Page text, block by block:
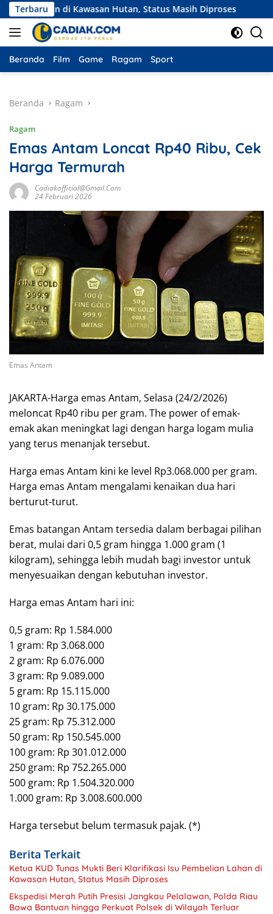
Langsung
ke
konten
Terbaru
di Kawasan Hutan, Status Masih Diproses Ekspedisi
Beranda Film Game Ragam Sport
Beranda Ragam
Ragam
Emas Antam Loncat Rp40 Ribu, Cek
Harga Termurah
Cadiakofficial@gmail.com
24 Februari 2026
Emas Antam
JAKARTA-Harga emas Antam, Selasa (24/2/2026)
meloncat Rp40 ribu per gram. The power of emak-
emak akan meningkat lagi dengan harga logam mulia
yang terus menanjak tersebut.
Harga emas Antam kini ke level Rp3.068.000 per gram.
Harga emas Antam mengalami kenaikan dua hari
berturut-turut.
Emas batangan Antam tersedia dalam berbagai pilihan
berat, mulai dari 0,5 gram hingga 1.000 gram (1
kilogram), sehingga lebih mudah bagi investor untuk
menyesuaikan dengan kebutuhan investor.
Harga emas Antam hari ini:
0,5 gram: Rp 1.584.000
1 gram: Rp 3.068.000
2 gram: Rp 6.076.000
3 gram: Rp 9.089.000
5 gram: Rp 15.115.000
10 gram: Rp 30.175.000
25 gram: Rp 75.312.000
50 gram: Rp 150.545.000
100 gram: Rp 301.012.000
250 gram: Rp 752.265.000
500 gram: Rp 1.504.320.000
1.000 gram: Rp 3.008.600.000
Harga tersebut belum termasuk pajak. (*)
Berita Terkait
Ketua KUD Tunas Mukti Beri Klarifikasi Isu Pembelian Lahan di
Kawasan Hutan, Status Masih Diproses
Ekspedisi Merah Putih Presisi Jangkau Pelalawan, Polda Riau
Bawa Bantuan hingga Perkuat Polsek di Wilayah Terluar